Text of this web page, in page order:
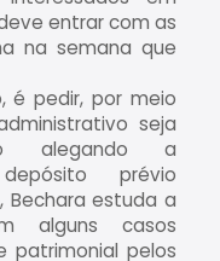
entrar com as
na semana que
é pedir, por meio
seja
alegando a
prévio
Bechara estuda a
alguns casos
patrimonial pelos